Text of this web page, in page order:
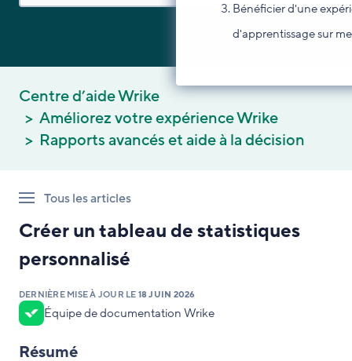
Bénéficier d'une
d'apprentissage sur
Centre d’aide Wrike
Améliorez votre expérience Wrike
Rapports avancés et aide à la décision
Tous les articles
Créer un tableau de statistiques
personnalisé
DERNIÈRE MISE À JOUR LE 18 JUIN 2026
Équipe de documentation Wrike
Résumé